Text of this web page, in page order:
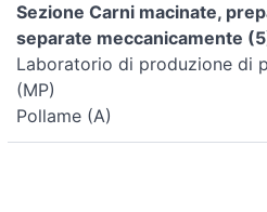
Sezione Carni macinate,
separate meccanicamente
Laboratorio di produzione di
(MP)
Pollame (A)